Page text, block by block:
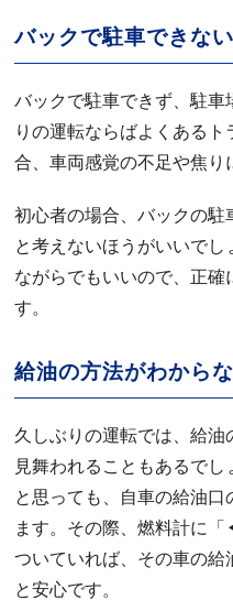
バックで駐車できない
バックで駐車できず、駐車
りの運転ならばよくある
合、車両感覚の不足や焦り
初心者の場合、バックの駐
と考えないほうがいいで
ながらでもいいので、正確
す。
給油の方法がわから
久しぶりの運転では、給油
見舞われることもあるでし
と思っても、自車の給油口
ます。その際、燃料計に
ついていれば、その車の給
と安心です。